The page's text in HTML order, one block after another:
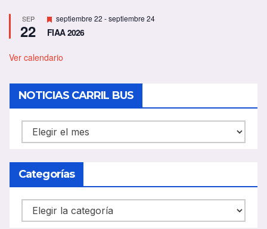
SEP
22
D
e
s
a
d
o
septiembre 22 -septiembre 24
FIAA 2026
Ver calendario
NOTICIAS CARRIL BUS
NOTICIAS
CARRIL
BUS
Categorías
Categorías